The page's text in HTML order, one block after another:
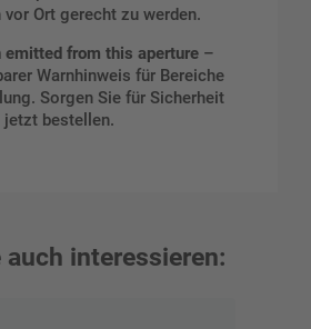
Ort gerecht zu werden.
emitted from this aperture –
Warnhinweis für Bereiche
Sorgen Sie für Sicherheit
jetzt bestellen.
auch interessieren: